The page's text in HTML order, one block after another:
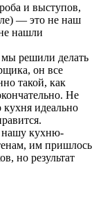
и выступов,
— это не наш
нашли
решили делать
он все
такой, как
Не
идеально
нашу кухню-
им пришлось
но результат